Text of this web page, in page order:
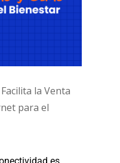
la Venta
para el
es